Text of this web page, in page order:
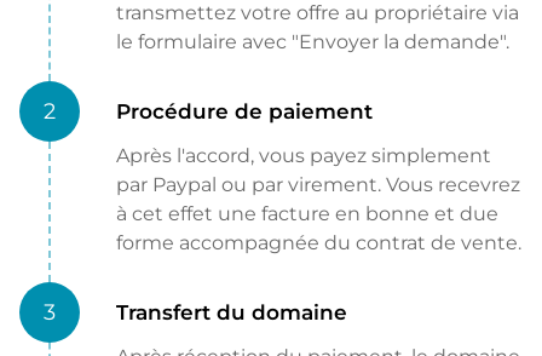
transmettez votre offre au propriétaire via
le formulaire avec "Envoyer la demande".
2 Procédure de paiement
Après l'accord, vous payez simplement
par Paypal ou par virement. Vous recevrez
à cet effet une facture en bonne et due
forme accompagnée du contrat de vente.
3 Transfert du domaine